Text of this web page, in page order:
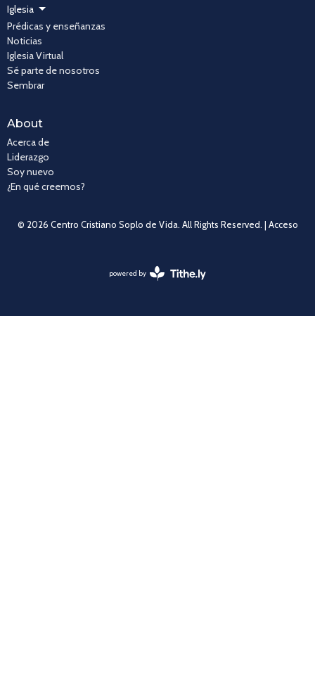
Iglesia
Prédicas y enseñanzas
Noticias
Iglesia Virtual
Sé parte de nosotros
Sembrar
About
Acerca de
Liderazgo
Soy nuevo
¿En qué creemos?
© 2026 Centro Cristiano Soplo de Vida. All Rights Reserved. | Acceso
powered by
Website